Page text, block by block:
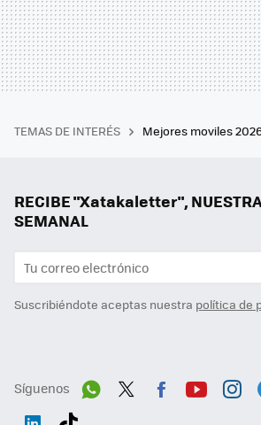
TEMAS DE INTERÉS Mejores moviles
RECIBE "Xatakaletter",
SEMANAL
Suscribiéndote aceptas nuestra política de
Síguenos